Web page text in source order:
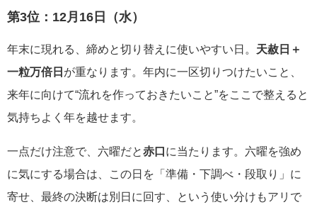
第3位： 12月16日（水）
年末に現れる、締めと切り替えに使いやすい日。 天赦日＋
一粒万倍日 が重なります。年内に一区切りつけたいこと、
来年に向けて“流れを作っておきたいこと”をここで整えると
気持ちよく年を越せます。
一点だけ注意で、六曜だと赤口 に当たります。六曜を強め
に気にする場合は、この日を「準備・下調べ・段取り」に
寄せ、最終の決断は別日に回す、という使い分けもアリで